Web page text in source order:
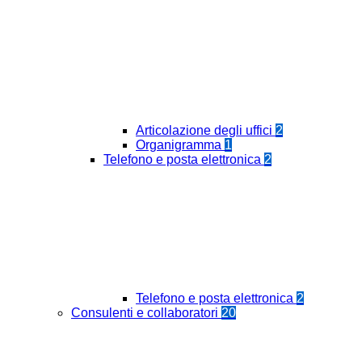
Articolazione degli uffici 2
Organigramma 1
Telefono e posta elettronica 2
Telefono e posta elettronica 2
Consulenti e collaboratori 20